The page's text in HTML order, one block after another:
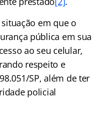
em que o
pública em sua
ao seu celular,
respeito e
SP, além de ter
policial